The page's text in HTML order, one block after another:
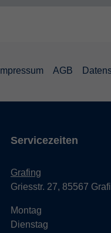
Impressum AGB
Servicezeiten
Grafing
Griesstr. 27, 85567
Montag
Dienstag